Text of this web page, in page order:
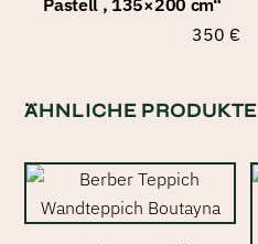
Pastell , 135×200 cm“
350 €
ÄHNLICHE PRODUKTE